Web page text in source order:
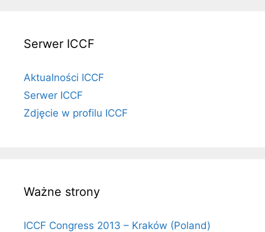
Serwer ICCF
Aktualności ICCF
Serwer ICCF
Zdjęcie w profilu ICCF
Ważne strony
ICCF Congress 2013 – Kraków (Poland)